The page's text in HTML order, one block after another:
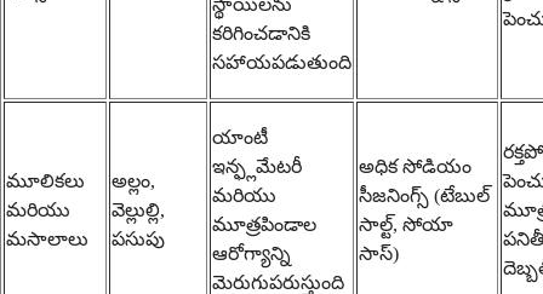
స్థాయిలను
కరిగించడానికి
సహాయపడుతుంది
మూలికలు
మరియు
మసాలాలు
అల్లం,
వెల్లుల్లి,
పసుపు
యాంటీ
ఇన్ఫ్లమేటరీ
మరియు
మూత్రపిండాల
ఆరోగ్యాన్ని
మెరుగుపరుస్తుంది
అధిక సోడియం
సీజనింగ్స్ (టేబుల్
సాల్ట్, సోయా
సాస్)